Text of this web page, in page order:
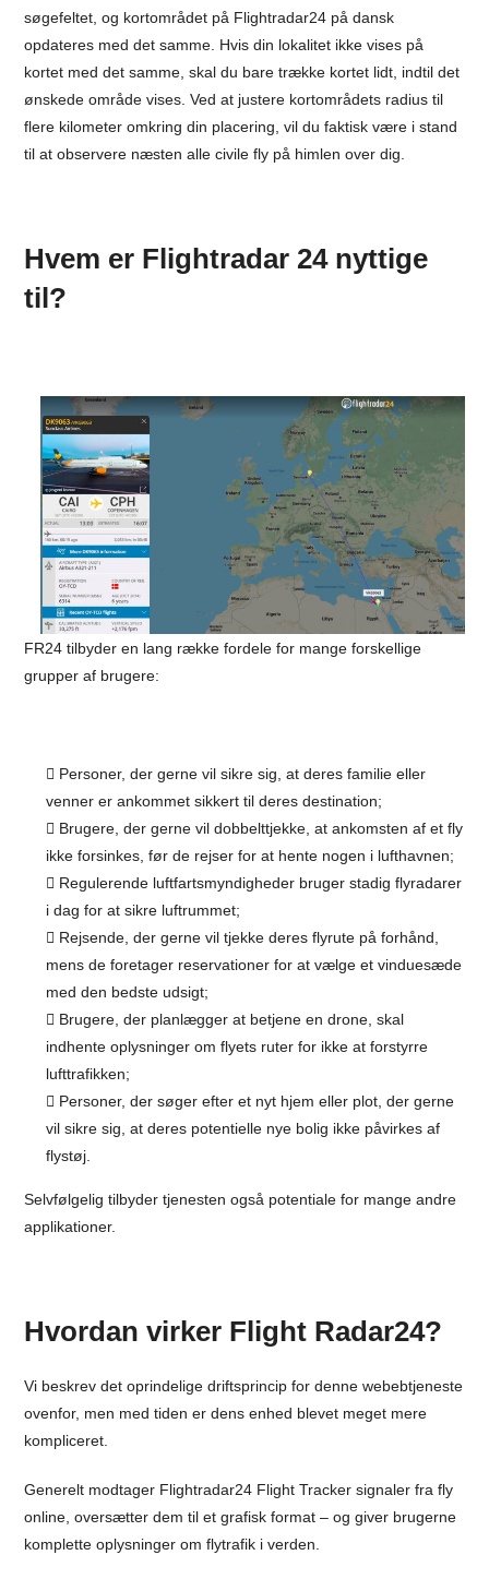
søgefeltet, og kortområdet på Flightradar24 på dansk
opdateres med det samme. Hvis din lokalitet ikke vises på
kortet med det samme, skal du bare trække kortet lidt, indtil det
ønskede område vises. Ved at justere kortområdets radius til
flere kilometer omkring din placering, vil du faktisk være i stand
til at observere næsten alle civile fly på himlen over dig.
Hvem er Flightradar 24 nyttige
til?
FR24 tilbyder en lang række fordele for mange forskellige
grupper af brugere:
Personer, der gerne vil sikre sig, at deres familie eller
venner er ankommet sikkert til deres destination;
Brugere, der gerne vil dobbelttjekke, at ankomsten af et fly
ikke forsinkes, før de rejser for at hente nogen i lufthavnen;
Regulerende luftfartsmyndigheder bruger stadig flyradarer
i dag for at sikre luftrummet;
Rejsende, der gerne vil tjekke deres flyrute på forhånd,
mens de foretager reservationer for at vælge et vinduesæde
med den bedste udsigt;
Brugere, der planlægger at betjene en drone, skal
indhente oplysninger om flyets ruter for ikke at forstyrre
lufttrafikken;
Personer, der søger efter et nyt hjem eller plot, der gerne
vil sikre sig, at deres potentielle nye bolig ikke påvirkes af
flystøj.
Selvfølgelig tilbyder tjenesten også potentiale for mange andre
applikationer.
Hvordan virker Flight Radar24?
Vi beskrev det oprindelige driftsprincip for denne webebtjeneste
ovenfor, men med tiden er dens enhed blevet meget mere
kompliceret.
Generelt modtager Flightradar24 Flight Tracker signaler fra fly
online, oversætter dem til et grafisk format – og giver brugerne
komplette oplysninger om flytrafik i verden.